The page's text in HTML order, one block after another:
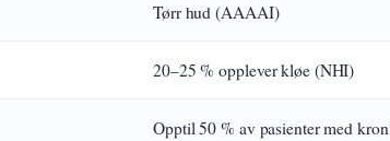
Tørr hud (AAAAI)
20–25 % opplever kløe (NHI)
Opptil 50 % av pasienter med